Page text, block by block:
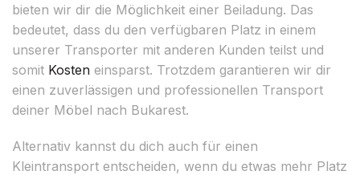
bieten wir dir die Möglichkeit einer Beiladung. Das
bedeutet, dass du den verfügbaren Platz in einem
unserer Transporter mit anderen Kunden teilst und
somit Kosten einsparst. Trotzdem garantieren wir dir
einen zuverlässigen und professionellen Transport
deiner Möbel nach Bukarest.
Alternativ kannst du dich auch für einen
Kleintransport entscheiden, wenn du etwas mehr Platz